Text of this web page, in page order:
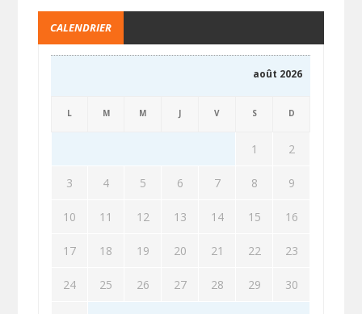
CALENDRIER
août 2026
L M M J V S D
1 2
3 4 5 6 7 8 9
10 11 12 13 14 15 16
17 18 19 20 21 22 23
24 25 26 27 28 29 30